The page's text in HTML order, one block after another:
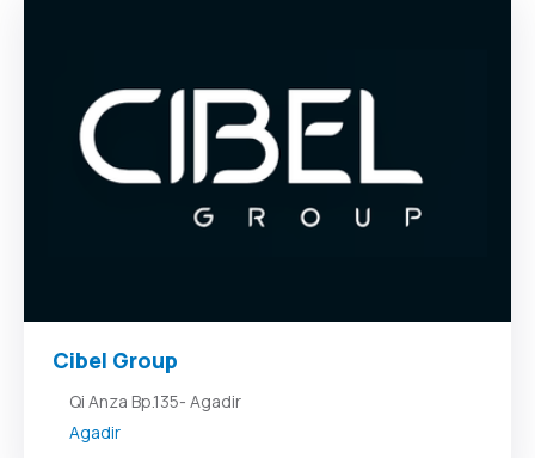
Cibel Group
Qi Anza Bp.135- Agadir
Agadir